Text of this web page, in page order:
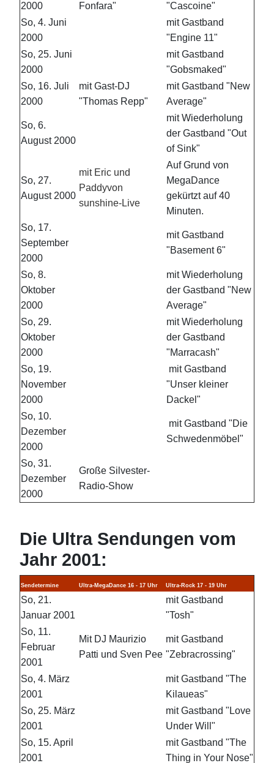
2000
Fonfara"
"Cascoine"
So, 4. Juni
2000
mit Gastband
"Engine 11"
So, 25. Juni
2000
mit Gastband
"Gobsmaked"
So, 16. Juli
2000
mit Gast-DJ
"Thomas Repp"
mit Gastband "New
Average"
So, 6.
August 2000
mit Wiederholung
der Gastband "Out
of Sink"
So, 27.
August 2000
mit Eric und
Paddyvon
sunshine-Live
Auf Grund von
MegaDance
gekürtzt auf 40
Minuten.
So, 17.
September
2000
mit Gastband
"Basement 6"
So, 8.
Oktober
2000
mit Wiederholung
der Gastband "New
Average"
So, 29.
Oktober
2000
mit Wiederholung
der Gastband
"Marracash"
So, 19.
November
2000
mit Gastband
"Unser kleiner
Dackel"
So, 10.
Dezember
2000
mit Gastband "Die
Schwedenmöbel"
So, 31.
Dezember
2000
Große Silvester-
Radio-Show
Die Ultra Sendungen vom
Jahr 2001:
Sendetermine Ultra-MegaDance 16 - 17 Uhr Ultra-Rock 17 - 19 Uhr
So, 21.
Januar 2001
mit Gastband
"Tosh"
So, 11.
Februar
2001
Mit DJ Maurizio
Patti und Sven Pee
mit Gastband
"Zebracrossing"
So, 4. März
2001
mit Gastband "The
Kilaueas"
So, 25. März
2001
mit Gastband "Love
Under Will"
So, 15. April
2001
mit Gastband "The
Thing in Your Nose"